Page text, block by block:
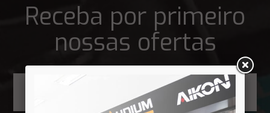
Receba por primeiro
nossas ofertas